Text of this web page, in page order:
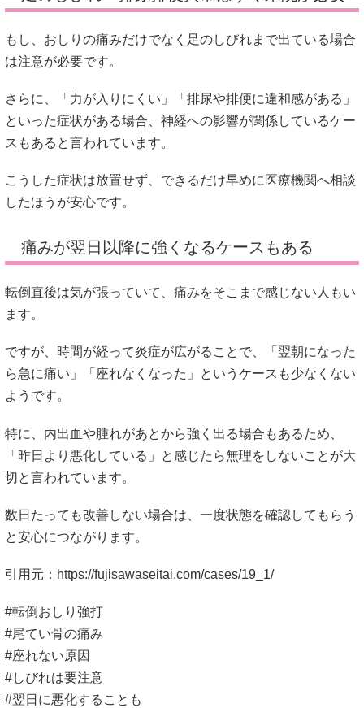
もし、おしりの痛みだけでなく足のしびれまで出ている場合
は注意が必要です。
さらに、「力が入りにくい」「排尿や排便に違和感がある」
といった症状がある場合、神経への影響が関係しているケー
スもあると言われています。
こうした症状は放置せず、できるだけ早めに医療機関へ相談
したほうが安心です。
痛みが翌日以降に強くなるケースもある
転倒直後は気が張っていて、痛みをそこまで感じない人もい
ます。
ですが、時間が経って炎症が広がることで、「翌朝になった
ら急に痛い」「座れなくなった」というケースも少なくない
ようです。
特に、内出血や腫れがあとから強く出る場合もあるため、
「昨日より悪化している」と感じたら無理をしないことが大
切と言われています。
数日たっても改善しない場合は、一度状態を確認してもらう
と安心につながります。
引用元： https://fujisawaseitai.com/cases/19_1/
#転倒おしり強打
#尾てい骨の痛み
#座れない原因
#しびれは要注意
#翌日に悪化することも